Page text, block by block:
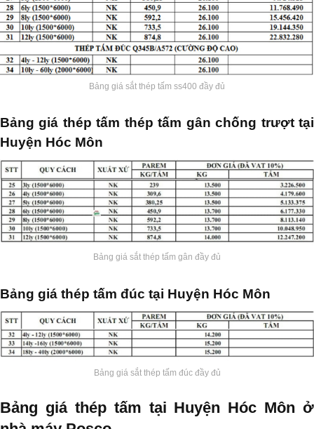
Bảng giá sắt thép tấm ss400 đầy đủ
Bảng giá thép tấm thép tấm gân chống trượt tại
Huyện Hóc Môn
Bảng giá sắt thép tấm gân đầy đủ
Bảng giá thép tấm đúc tại Huyện Hóc Môn
Bảng giá sắt thép tấm đúc đầy đủ
Bảng giá thép tấm tại Huyện Hóc Môn ở